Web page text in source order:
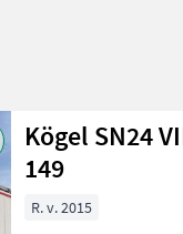
Země Filtry
Kögel SN24
149
R. v. 2015